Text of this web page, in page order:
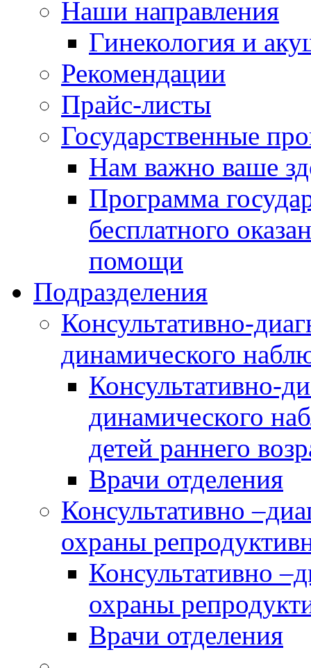
Наши направления
Гинекология и
Рекомендации
Прайс-листы
Государственные
Нам важно ваше
Программа
бесплатного
помощи
Подразделения
Консультативно-
динамического
Консультативно-
динамического
детей раннего
Врачи отделения
Консультативно
охраны
Консультативно
охраны
Врачи отделения